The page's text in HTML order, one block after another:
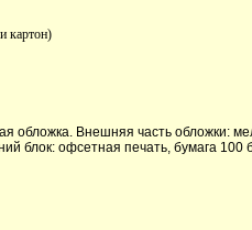
картон)
обложка. Внешняя часть обложки:
блок: офсетная печать, бумага 100